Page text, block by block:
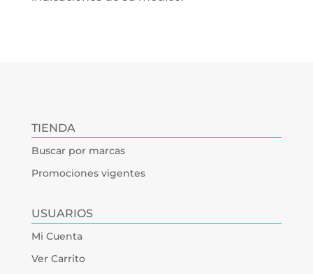
TIENDA
Buscar por marcas
Promociones vigentes
USUARIOS
Mi Cuenta
Ver Carrito